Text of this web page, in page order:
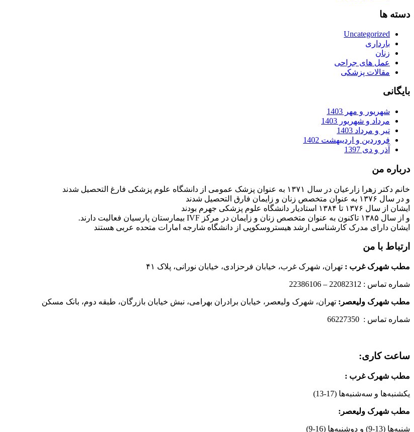
دسته ها
Uncategorized
بارداری
زنان
عمل های جراحی
مقالات پزشکی
بایگانی
شهریور و مهر 1403
مرداد و شهریور 1403
تیر و مرداد 1403
فروردین و اردیبهشت 1402
آذر و دی 1397
درباره من
خانم دکتر زهرا زارعیان در سال ۱۳۷۱ به عنوان پزشک عمومی از دانشگاه علوم پزشکی فارغ التحصیل شدند
و در سال ۱۳۷۶ به عنوان متخصص زنان و زایمان فارق التحصیل شدند
ایشان از سال ۱۳۷۶ تا ۱۳۸۴ استادیار دانشگاه علوم پزشکی جهرم بودند
و از سال ۱۳۸۵ تاکنون به عنوان متخصص زنان و زایمان در مرکز IVF بیمارستان پارسیان فعالیت دارند.
ایشان دارای مدرک کارشناسی ارشد هیستروسکوپی از دانشگاه شارجه امارات متحده عربی هستند
ارتباط با من
مطب شهرک غرب : تهران، شهرک غرب، خیابان فرحزادی، خیابان نورانی، پلاک ۴۱
شماره تماس : 22082312 – 22386106
مطب شهرک ولیعصر: تهران، شهرک ولیعصر، خیابان برادران بهرامی، نبش خیابان بازرگان، طبقه دوم، بانک مسکن
شماره تماس : 66227350
ساعت کاری:
مطب شهرک غرب :
یکشنبه‌ها و سه‌شنبه‌ها (17-13)
مطب شهرک ولیعصر:
شنبه‌ها (13-9) و دوشنبه‌ها (16-9)